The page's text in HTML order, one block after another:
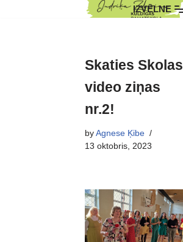
IZVĒLNE
Skaties Skolas
video ziņas
nr.2!
by Agnese Ķibe
13 oktobris, 2023